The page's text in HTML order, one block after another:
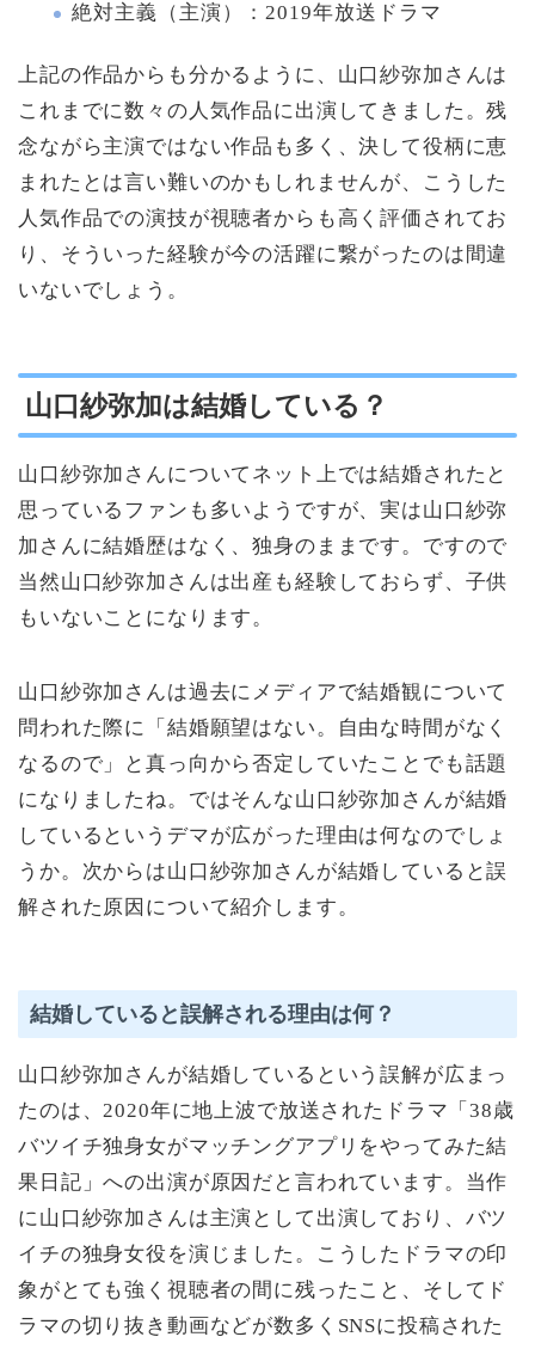
絶対主義（主演）：2019年放送ドラマ
上記の作品からも分かるように、山口紗弥加さんは
これまでに数々の人気作品に出演してきました。残
念ながら主演ではない作品も多く、決して役柄に恵
まれたとは言い難いのかもしれませんが、こうした
人気作品での演技が視聴者からも高く評価されてお
り、そういった経験が今の活躍に繋がったのは間違
いないでしょう。
山口紗弥加は結婚している？
山口紗弥加さんについてネット上では結婚されたと
思っているファンも多いようですが、実は山口紗弥
加さんに結婚歴はなく、独身のままです。ですので
当然山口紗弥加さんは出産も経験しておらず、子供
もいないことになります。
山口紗弥加さんは過去にメディアで結婚観について
問われた際に「結婚願望はない。自由な時間がなく
なるので」と真っ向から否定していたことでも話題
になりましたね。ではそんな山口紗弥加さんが結婚
しているというデマが広がった理由は何なのでしょ
うか。次からは山口紗弥加さんが結婚していると誤
解された原因について紹介します。
結婚していると誤解される理由は何？
山口紗弥加さんが結婚しているという誤解が広まっ
たのは、2020年に地上波で放送されたドラマ「38歳
バツイチ独身女がマッチングアプリをやってみた結
果日記」への出演が原因だと言われています。当作
に山口紗弥加さんは主演として出演しており、バツ
イチの独身女役を演じました。こうしたドラマの印
象がとても強く視聴者の間に残ったこと、そしてド
ラマの切り抜き動画などが数多くSNSに投稿された